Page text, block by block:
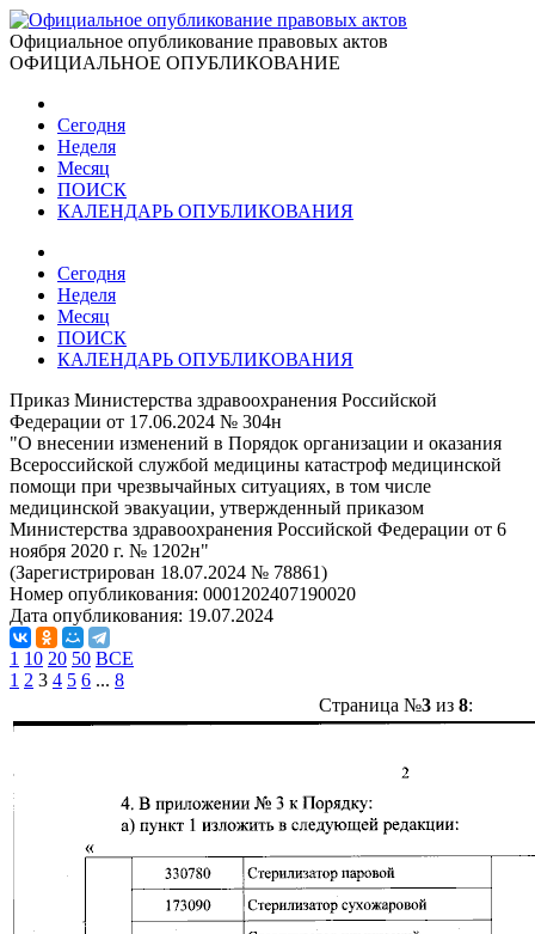
Официальное опубликование правовых актов
ОФИЦИАЛЬНОЕ ОПУБЛИКОВАНИЕ
Сегодня
Неделя
Месяц
ПОИСК
КАЛЕНДАРЬ ОПУБЛИКОВАНИЯ
Сегодня
Неделя
Месяц
ПОИСК
КАЛЕНДАРЬ ОПУБЛИКОВАНИЯ
Приказ Министерства здравоохранения Российской
Федерации от 17.06.2024 № 304н
"О внесении изменений в Порядок организации и оказания
Всероссийской службой медицины катастроф медицинской
помощи при чрезвычайных ситуациях, в том числе
медицинской эвакуации, утвержденный приказом
Министерства здравоохранения Российской Федерации от 6
ноября 2020 г. № 1202н"
(Зарегистрирован 18.07.2024 № 78861)
Номер опубликования: 0001202407190020
Дата опубликования: 19.07.2024
1 10 20 50 ВСЕ
1 2 3 4 5 6 ... 8
Страница №3из 8: